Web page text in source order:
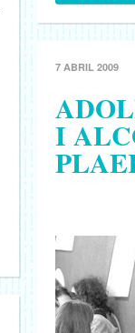
7 ABRIL 2009
I